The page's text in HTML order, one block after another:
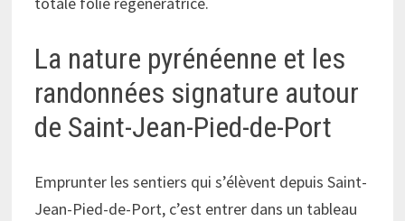
La nature pyrénéenne et les
randonnées signature autour
de Saint-Jean-Pied-de-Port
Emprunter les sentiers qui s’élèvent depuis Saint-
Jean-Pied-de-Port, c’est entrer dans un tableau